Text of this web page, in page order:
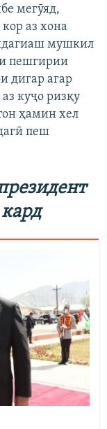
мегӯяд,
аз хона
мушкил
пешгирии
дигар агар
куҷо ризқу
ҳамин хел
пеш